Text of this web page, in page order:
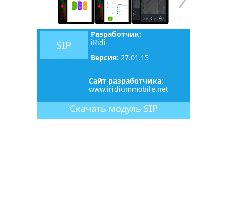
SIP
Разработчик:
iRidi
Версия: 27.01.15
Сайт разработчика:
www.iridiummobile.net
Скачать модуль SIP